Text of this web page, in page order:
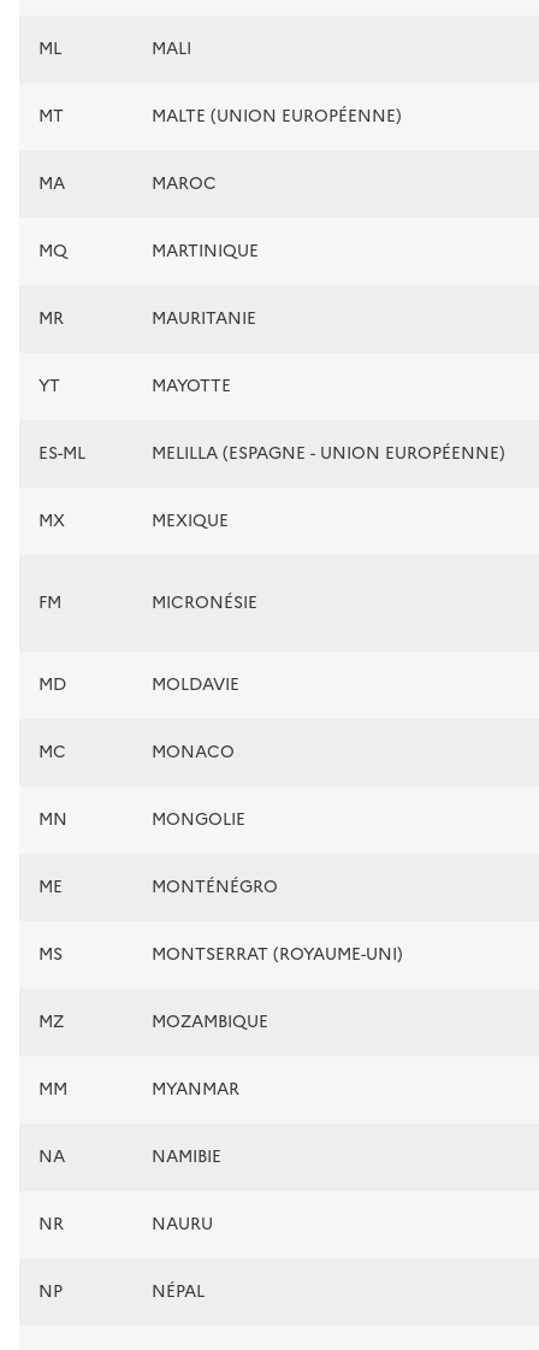
ML MALI
MT MALTE (UNION EUROPÉENNE)
MA MAROC
MQ MARTINIQUE
MR MAURITANIE
YT MAYOTTE
ES-ML MELILLA (ESPAGNE - UNION EUROPÉENNE)
MX MEXIQUE
FM MICRONÉSIE
MD MOLDAVIE
MC MONACO
MN MONGOLIE
ME MONTÉNÉGRO
MS MONTSERRAT (ROYAUME-UNI)
MZ MOZAMBIQUE
MM MYANMAR
NA NAMIBIE
NR NAURU
NP NÉPAL